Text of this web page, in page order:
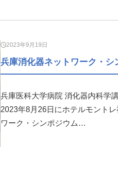
2023年9月19日
兵庫消化器ネットワーク・
兵庫医科大学病院 消化器内科学
2023年8月26日にホテルモント
ワーク・シンポジウム…